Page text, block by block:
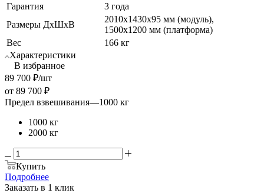
Гарантия
3 года
Размеры ДхШхВ
2010х1430х95 мм (модуль),
1500х1200 мм (платформа)
Вес
166 кг
Характеристики
В избранное
89 700 ₽/шт
от 89 700 ₽
Предел взвешивания—1000 кг
1000 кг
2000 кг
Купить
Подробнее
Заказать в 1 клик